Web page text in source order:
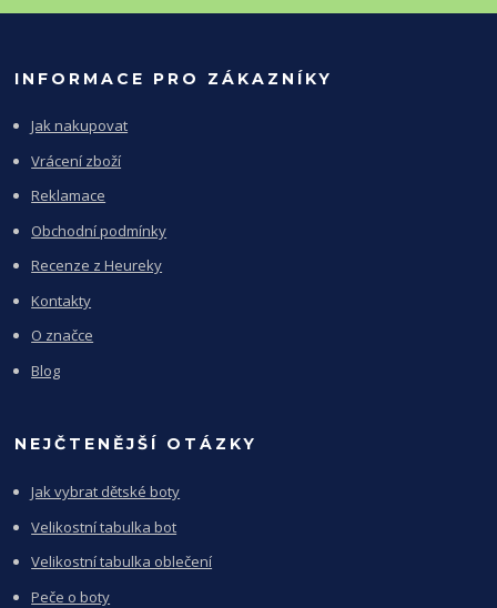
INFORMACE PRO ZÁKAZNÍKY
Jak nakupovat
Vrácení zboží
Reklamace
Obchodní podmínky
Recenze z Heureky
Kontakty
O značce
Blog
NEJČTENĚJŠÍ OTÁZKY
Jak vybrat dětské boty
Velikostní tabulka bot
Velikostní tabulka oblečení
Peče o boty